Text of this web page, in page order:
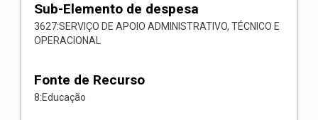
Sub-Elemento de despesa
3627:SERVIÇO DE APOIO ADMINISTRATIVO, TÉCNICO E
OPERACIONAL
Fonte de Recurso
8:Educação